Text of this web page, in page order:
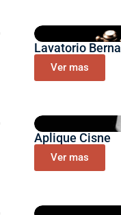
Lavatorio Berna
Ver mas
Aplique Cisne
Ver mas